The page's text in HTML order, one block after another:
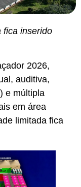
fica inserido
2026,
auditiva,
e múltipla
em área
limitada fica